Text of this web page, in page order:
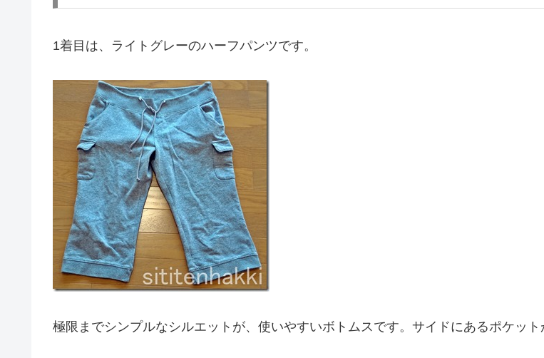
1着目は、ライトグレーのハーフパンツです。
極限までシンプルなシルエットが、使いやすいボトムスです。サイドにあるポケット